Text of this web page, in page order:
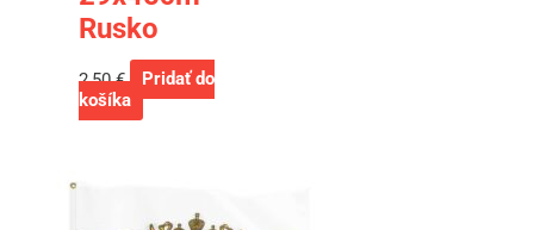
Rusko
2,50€
Pridať do
košíka